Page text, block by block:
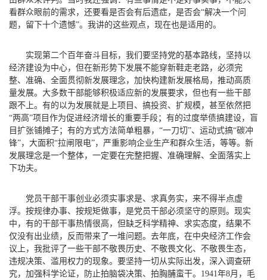
看群众眼前的需求，还要看是否会有后遗症，是否会“解决一个问
题，留下十个遗憾”。我讲的这些观点，现在也是适用的。
实现第二个百年奋斗目标，我们要坚持党的基本路线，坚持以
经济建设为中心，但在新形势下发展不能穿新鞋走老路，必须完
整、准确、全面贯彻新发展理念，加快构建新发展格局，推动高质
量发展。大多数干部能够积极适应新的发展要求，但也有一些干部
跟不上。有的以为发展就是上项目、搞投资、扩规模，甚至依然把
“两高”项目作为促进经济增长的重要手段；有的过度举债搞建设，盲
目扩张铺摊子；有的方式方法简单粗暴，“一刀切”、运动式搞“碳冲
锋”，大面积“拉闸限电”，严重影响企业生产和群众生活，等等。新
发展理念是一个整体，一定要在完整把握、准确理解、全面落实上
下功夫。
党员干部干事创业必须实事求是、求真务实，来不得半点虚
浮。按规律办事、按规矩做事，是党员干部必须坚守的原则。现实
中，有的干部干事热情很高，但缺乏科学精神、求实态度，结果不
仅没有出业绩，反而带来了一堆问题。去年底，在中央经济工作会
议上，我批评了一些干部不敬畏历史、不敬畏文化、不敬畏生态，
违规决策、滥用权力的现象。要坚持一切从实际出发，深入调查研
究，加强科学论证，防止拍脑袋决策、拍胸脯蛮干。1941年8月，毛